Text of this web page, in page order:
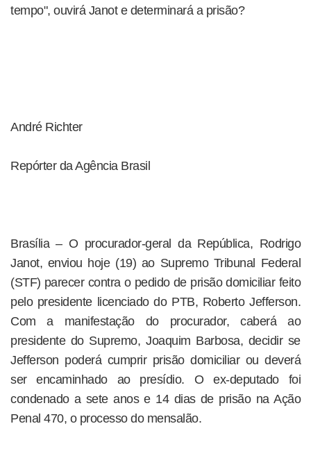
tempo", ouvirá Janot e determinará a prisão?
André Richter
Repórter da Agência Brasil
Brasília – O procurador-geral da República, Rodrigo
Janot, enviou hoje (19) ao Supremo Tribunal Federal
(STF) parecer contra o pedido de prisão domiciliar feito
pelo presidente licenciado do PTB, Roberto Jefferson.
Com a manifestação do procurador, caberá ao
presidente do Supremo, Joaquim Barbosa, decidir se
Jefferson poderá cumprir prisão domiciliar ou deverá
ser encaminhado ao presídio. O ex-deputado foi
condenado a sete anos e 14 dias de prisão na Ação
Penal 470, o processo do mensalão.